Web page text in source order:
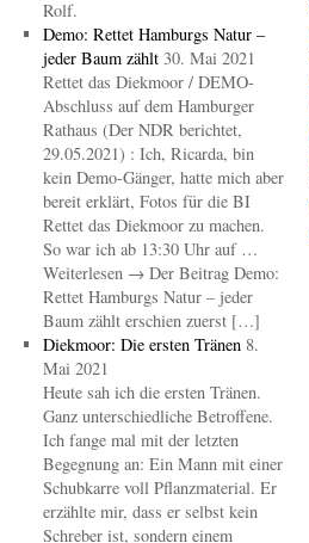
Rolf.
Demo: Rettet Hamburgs Natur –
jeder Baum zählt 30. Mai 2021
Rettet das Diekmoor / DEMO-
Abschluss auf dem Hamburger
Rathaus (Der NDR berichtet,
29.05.2021) : Ich, Ricarda, bin
kein Demo-Gänger, hatte mich aber
bereit erklärt, Fotos für die BI
Rettet das Diekmoor zu machen.
So war ich ab 13:30 Uhr auf …
Weiterlesen → Der Beitrag Demo:
Rettet Hamburgs Natur – jeder
Baum zählt erschien zuerst […]
Diekmoor: Die ersten Tränen 8.
Mai 2021
Heute sah ich die ersten Tränen.
Ganz unterschiedliche Betroffene.
Ich fange mal mit der letzten
Begegnung an: Ein Mann mit einer
Schubkarre voll Pflanzmaterial. Er
erzählte mir, dass er selbst kein
Schreber ist, sondern einem